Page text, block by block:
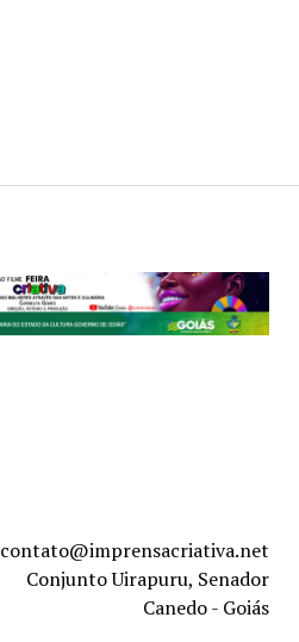
contato@imprensacriativa.net
Conjunto Uirapuru, Senador
Canedo - Goiás